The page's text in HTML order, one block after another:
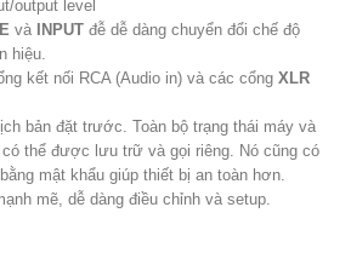
mật khẩu giúp thiết bị an toàn hơn.
mẽ, dễ dàng điều chỉnh và setup.